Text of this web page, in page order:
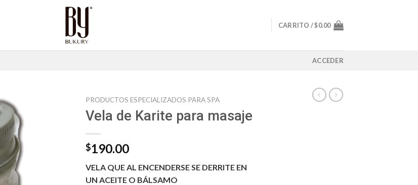
CARRITO /$0.00
ACCEDER
PRODUCTOS ESPECIALIZADOS PARA SPA
Vela de Karite para masaje
$190.00
VELA QUE AL ENCENDERSE SE DERRITE EN
UN ACEITE O BÁLSAMO